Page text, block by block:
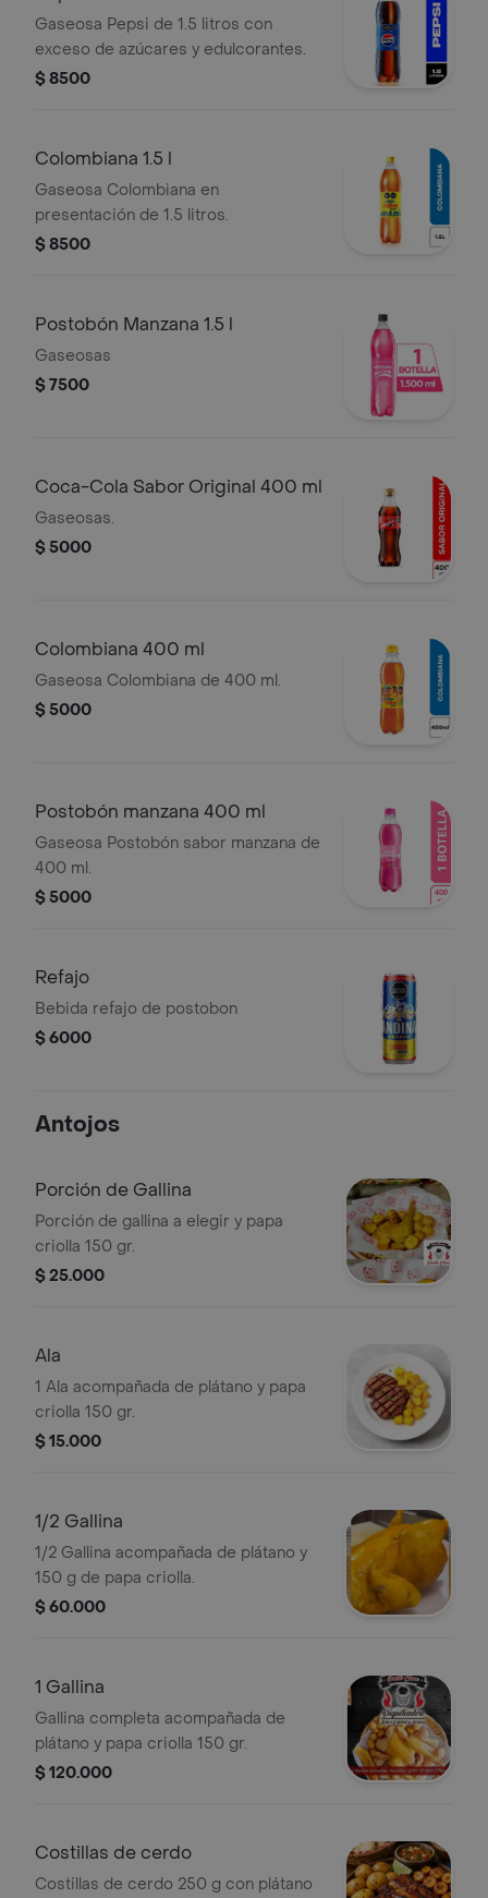
Gaseosa Pepsi de 1.5 litros con
exceso de azúcares y edulcorantes.
$ 8500
Colombiana 1.5 l
Gaseosa Colombiana en
presentación de 1.5 litros.
$ 8500
Postobón Manzana 1.5 l
Gaseosas
$ 7500
Coca-Cola Sabor Original 400 ml
Gaseosas.
$ 5000
Colombiana 400 ml
Gaseosa Colombiana de 400 ml.
$ 5000
Postobón manzana 400 ml
Gaseosa Postobón sabor manzana de
400 ml.
$ 5000
Refajo
Bebida refajo de postobon
$ 6000
Antojos
Porción de Gallina
Porción de gallina a elegir y papa
criolla 150 gr.
$ 25.000
Ala
1 Ala acompañada de plátano y papa
criolla 150 gr.
$ 15.000
1/2 Gallina
1/2 Gallina acompañada de plátano y
150 g de papa criolla.
$ 60.000
1 Gallina
Gallina completa acompañada de
plátano y papa criolla 150 gr.
$ 120.000
Costillas de cerdo
Costillas de cerdo 250 g con plátano